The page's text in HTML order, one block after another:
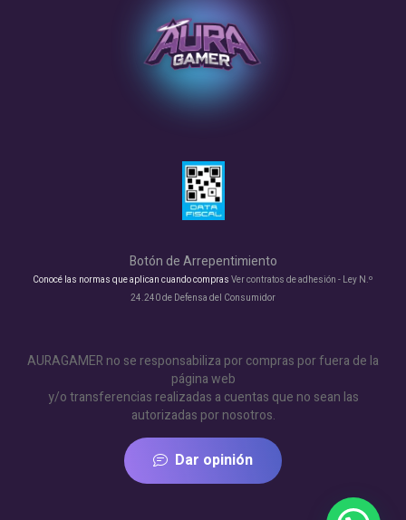
Botón de Arrepentimiento
Conocé las normas que aplican cuando compras Ver contratos de adhesión - Ley N.º
24.240 de Defensa del Consumidor
AURAGAMER no se responsabiliza por compras por fuera de la
página web
y/o transferencias realizadas a cuentas que no sean las
autorizadas por nosotros.
Dar opinión